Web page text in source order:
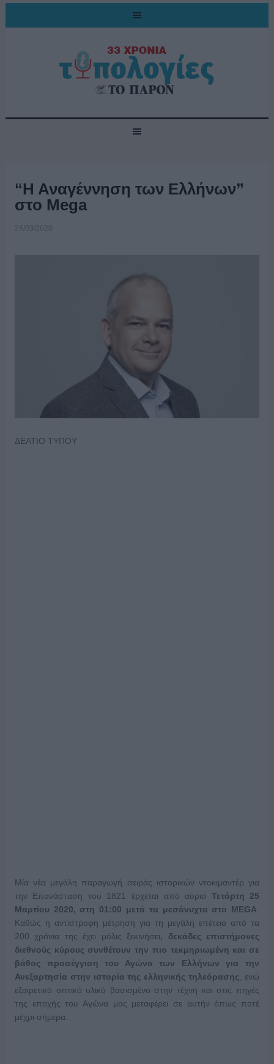
“Η Αναγέννηση των Ελλήνων”
στο Mega
24/03/2020
ΔΕΛΤΙΟ ΤΥΠΟΥ
Μία νέα μεγάλη παραγωγή σειράς ιστορικών ντοκιμαντέρ για
την Επανάσταση του 1821 έρχεται από αύριο Τετάρτη 25
Μαρτίου 2020, στη 01:00 μετά τα μεσάνυχτα στο MEGA
Καθώς η αντίστροφη μέτρηση για τη μεγάλη επέτειο από τα
200 χρόνια της έχει μόλις ξεκινήσει, δεκάδες επιστήμονες
διεθνούς κύρους συνθέτουν την πιο τεκμηριωμένη και σε
βάθος προσέγγιση του Αγώνα των Ελλήνων για την
Ανεξαρτησία στην ιστορία της ελληνικής τηλεόρασης , ενώ
εξαιρετικό οπτικό υλικό βασισμένο στην τέχνη και στις πηγές
της εποχής του Αγώνα μας μεταφέρει σε αυτήν όπως ποτέ
μέχρι σήμερα.